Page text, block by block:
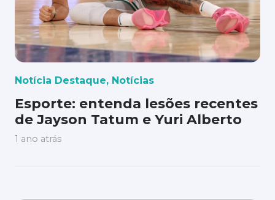
Notícia Destaque, Notícias
Esporte: entenda lesões recentes
de Jayson Tatum e Yuri Alberto
1 ano atrás